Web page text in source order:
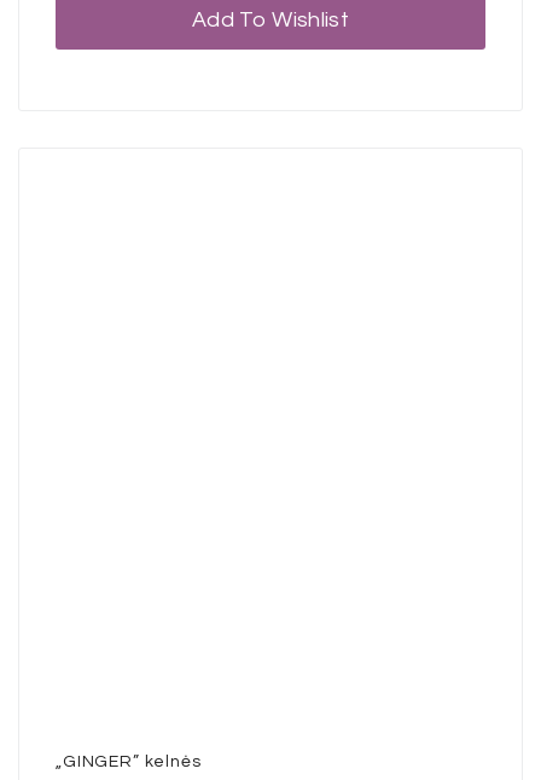
Add To Wishlist
„GINGER” kelnės